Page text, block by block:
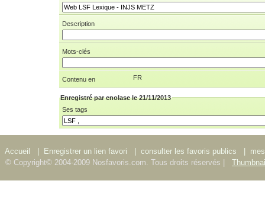
Description
Mots-clés
Contenu en FR
Enregistré par enolase le 21/11/2013
Ses tags
Accueil | Enregistrer un lien favori | consulter les favoris publics |
© Copyright© 2004-2009 Nosfavoris.com. Tous droits réservés |